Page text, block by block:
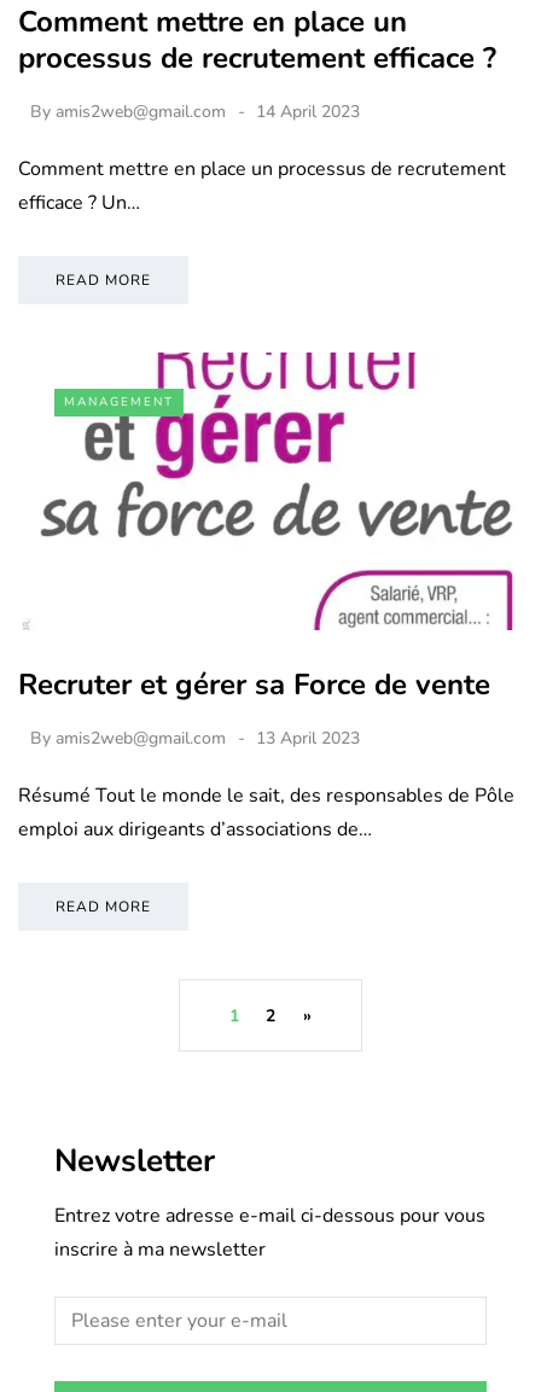
Comment mettre en place un
processus de recrutement efficace ?
By amis2web@gmail.com 14 April 2023
Comment mettre en place un processus de recrutement
efficace ? Un…
READ MORE
MANAGEMENT
Recruter et gérer sa Force de vente
By amis2web@gmail.com 13 April 2023
Résumé Tout le monde le sait, des responsables de Pôle
emploi aux dirigeants d’associations de…
READ MORE
1 2 »
Newsletter
Entrez votre adresse e-mail ci-dessous pour vous
inscrire à ma newsletter